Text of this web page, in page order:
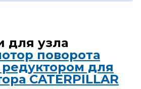
для узла
поворота
для
CATERPILLAR